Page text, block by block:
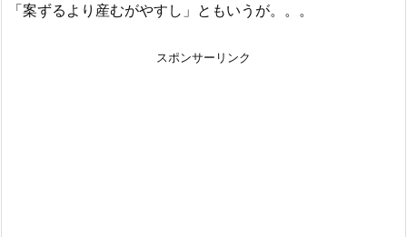
「案ずるより産むがやすし」ともいうが。。。
スポンサーリンク